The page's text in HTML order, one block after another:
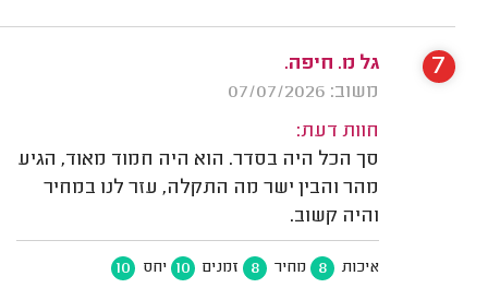
גל מ. חיפה.
משוב: 07/07/2026
חוות דעת:
סך הכל היה בסדר. הוא היה חמוד מאוד, הגיע
מהר והבין ישר מה התקלה, עזר לנו במחיר
והיה קשוב.
איכות 8 מחיר 8 זמנים 10 יחס 10
7